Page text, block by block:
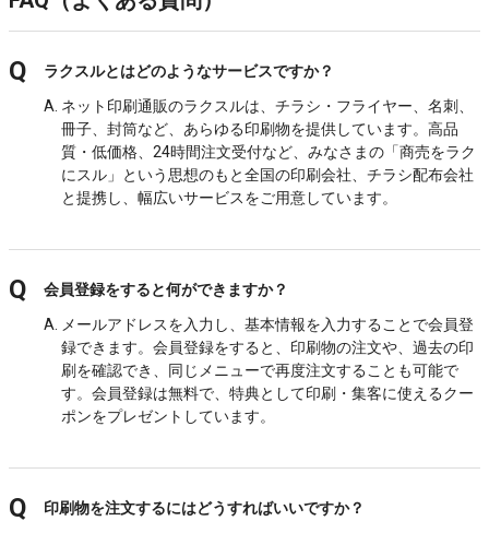
ラクスルとはどのようなサービスですか？
ネット印刷通販のラクスルは、チラシ・フライヤー、名刺、
冊子、封筒など、あらゆる印刷物を提供しています。高品
質・低価格、24時間注文受付など、みなさまの「商売をラク
にスル」という思想のもと全国の印刷会社、チラシ配布会社
と提携し、幅広いサービスをご用意しています。
会員登録をすると何ができますか？
メールアドレスを入力し、基本情報を入力することで会員登
録できます。会員登録をすると、印刷物の注文や、過去の印
刷を確認でき、同じメニューで再度注文することも可能で
す。会員登録は無料で、特典として印刷・集客に使えるクー
ポンをプレゼントしています。
印刷物を注文するにはどうすればいいですか？